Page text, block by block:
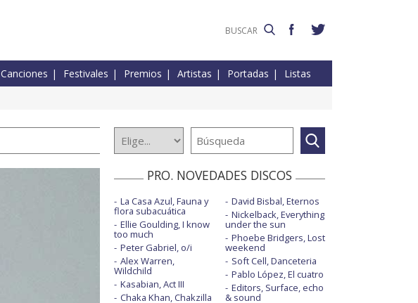
Canciones Festivales Premios Artistas Portadas Listas
PRO. NOVEDADES DISCOS
La Casa Azul, Fauna y
flora subacuática
Ellie Goulding, I know
too much
Peter Gabriel, o/i
Alex Warren,
Wildchild
Kasabian, Act III
Chaka Khan, Chakzilla
David Bisbal, Eternos
Nickelback, Everything
under the sun
Phoebe Bridgers, Lost
weekend
Soft Cell, Danceteria
Pablo López, El cuatro
Editors, Surface, echo
& sound